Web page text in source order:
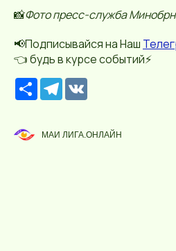
📸Фото пресс-служба
📢Подписывайся на Наш
👈 будь в курсе событий⚡️
Р
е
р
с
T
e
g
r
МАИ ЛИГА.ОНЛАЙН